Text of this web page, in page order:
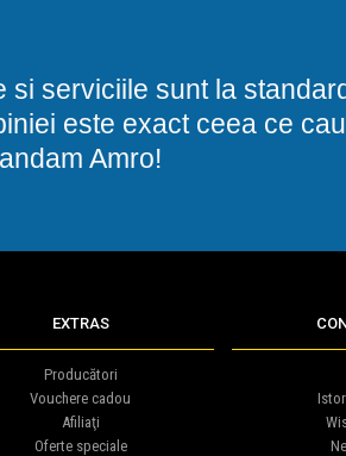
serviciile sunt la
este exact ceea ce
Amro!
EXTRAS
Producători
Vouchere cadou
Afiliaţi
Oferte speciale